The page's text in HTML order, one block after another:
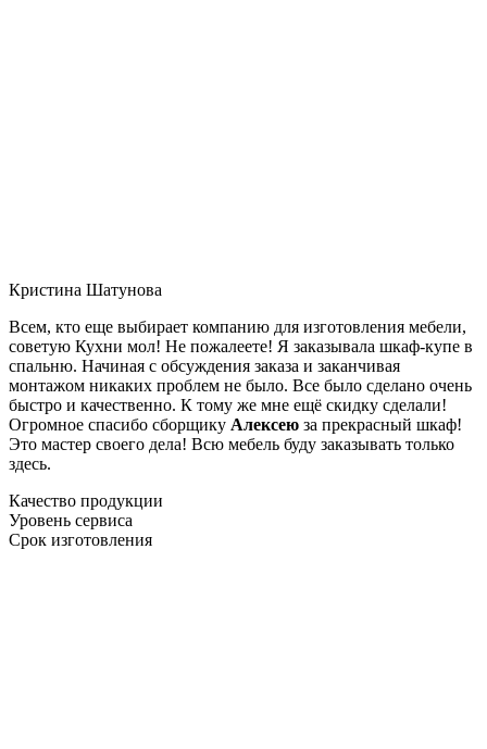
Кристина Шатунова
Всем, кто еще выбирает компанию для изготовления мебели,
советую Кухни мол! Не пожалеете! Я заказывала шкаф-купе в
спальню. Начиная с обсуждения заказа и заканчивая
монтажом никаких проблем не было. Все было сделано очень
быстро и качественно. К тому же мне ещё скидку сделали!
Огромное спасибо сборщику Алексею за прекрасный шкаф!
Это мастер своего дела! Всю мебель буду заказывать только
здесь.
Качество продукции
Уровень сервиса
Срок изготовления